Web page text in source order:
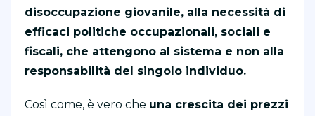
disoccupazione giovanile, alla necessità di
efficaci politiche occupazionali, sociali e
fiscali, che attengono al sistema e non alla
responsabilità del singolo individuo.
Così come, è vero che una crescita dei prezzi